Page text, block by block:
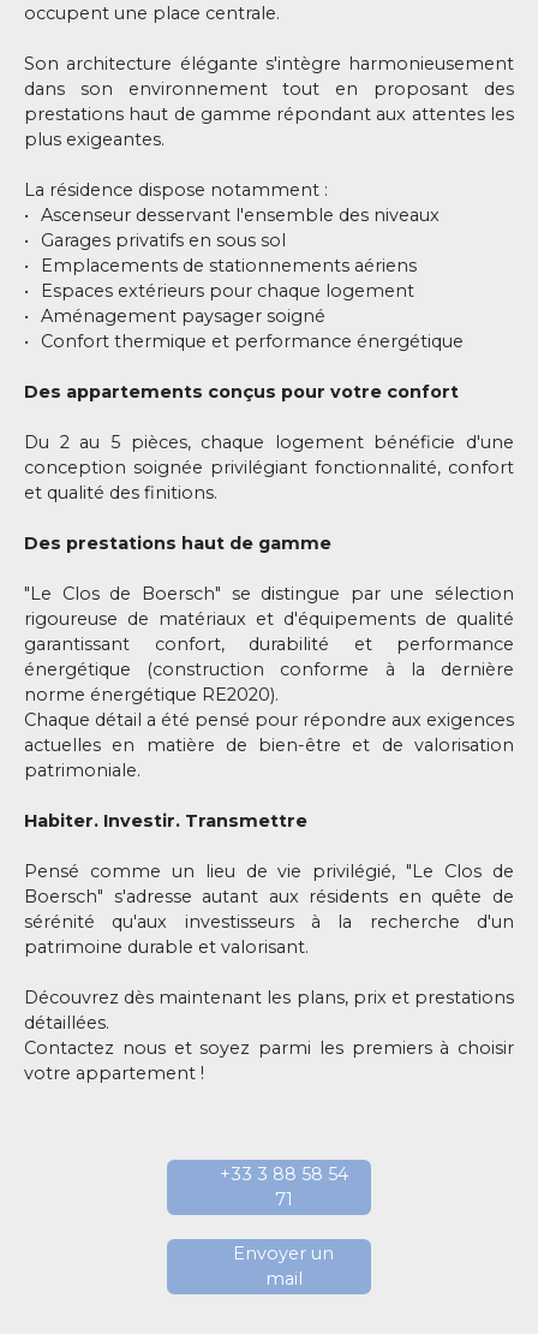
occupent une place centrale.
Son architecture élégante s'intègre harmonieusement
dans son environnement tout en proposant des
prestations haut de gamme répondant aux attentes les
plus exigeantes.
La résidence dispose notamment :
Ascenseur desservant l'ensemble des niveaux
Garages privatifs en sous sol
Emplacements de stationnements aériens
Espaces extérieurs pour chaque logement
Aménagement paysager soigné
Confort thermique et performance énergétique
Des appartements conçus pour votre confort
Du 2 au 5 pièces, chaque logement bénéficie d'une
conception soignée privilégiant fonctionnalité, confort
et qualité des finitions.
Des prestations haut de gamme
"Le Clos de Boersch" se distingue par une sélection
rigoureuse de matériaux et d'équipements de qualité
garantissant confort, durabilité et performance
énergétique (construction conforme à la dernière
norme énergétique RE2020).
Chaque détail a été pensé pour répondre aux exigences
actuelles en matière de bien-être et de valorisation
patrimoniale.
Habiter. Investir. Transmettre
Pensé comme un lieu de vie privilégié, "Le Clos de
Boersch" s'adresse autant aux résidents en quête de
sérénité qu'aux investisseurs à la recherche d'un
patrimoine durable et valorisant.
Découvrez dès maintenant les plans, prix et prestations
détaillées.
Contactez nous et soyez parmi les premiers à choisir
votre appartement !
+33 3 88 58 54
71
Envoyer un
mail